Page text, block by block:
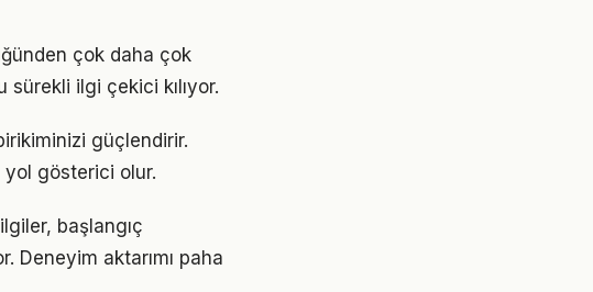
çok daha çok
sürekli ilgi çekici kılıyor.
güçlendirir.
gösterici olur.
başlangıç
Deneyim aktarımı paha